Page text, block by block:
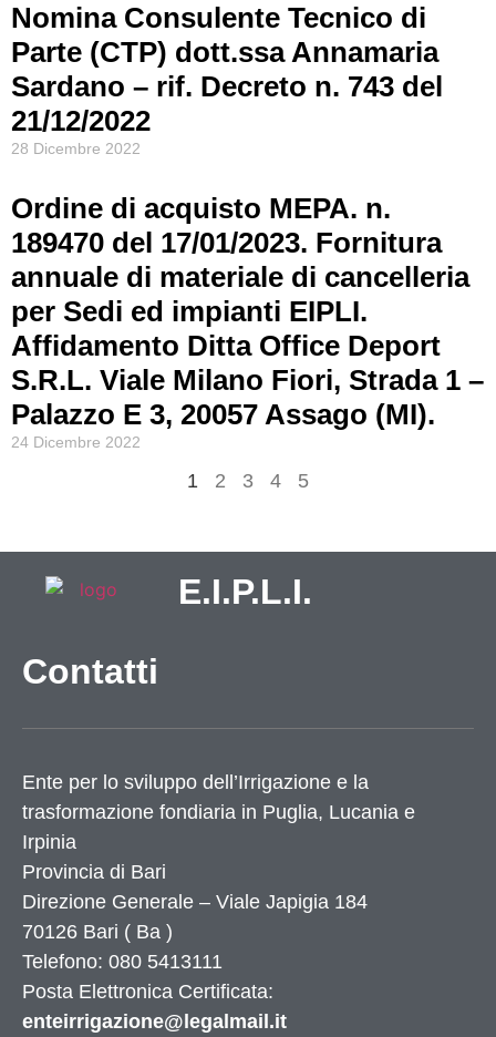
Nomina Consulente Tecnico di
Parte (CTP) dott.ssa Annamaria
Sardano – rif. Decreto n. 743 del
21/12/2022
28 Dicembre 2022
Ordine di acquisto MEPA. n.
189470 del 17/01/2023. Fornitura
annuale di materiale di cancelleria
per Sedi ed impianti EIPLI.
Affidamento Ditta Office Deport
S.R.L. Viale Milano Fiori, Strada 1 –
Palazzo E 3, 20057 Assago (MI).
24 Dicembre 2022
1 2 3 4 5
E.I.P.L.I.
Contatti
Ente per lo sviluppo dell’Irrigazione e la
trasformazione fondiaria in Puglia, Lucania e
Irpinia
Provincia di Bari
Direzione Generale – Viale Japigia 184
70126 Bari ( Ba )
Telefono: 080 5413111
Posta Elettronica Certificata:
enteirrigazione@legalmail.it